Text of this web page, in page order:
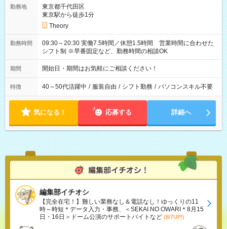
勤務地
東京都千代田区
東京駅から徒歩1分
Theory
勤務時間
09:30～20:30 実働7.5時間／休憩1.5時間 営業時間に合わせた
シフト制 ※早番固定など、勤務時間の相談OK
期間 開始日・期間はお気軽にご相談ください！
特徴 40～50代活躍中 / 服装自由 / シフト勤務 / パソコンスキル不要
気になる！ 応募する 詳細へ
編集部イチオシ
【完全在宅！】難しい業務なし＆電話なし！ゆっくりの11
時～時短＊データ入力・事務、＜SEKAI NO OWARI＊8月15
日・16日＞ドーム公演のサポートバイトなど (8/7UP!)